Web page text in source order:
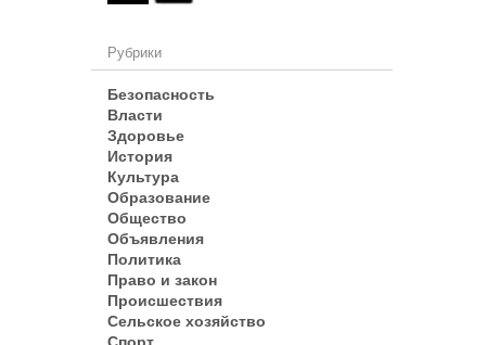
Рубрики
Безопасность
Власти
Здоровье
История
Культура
Образование
Общество
Объявления
Политика
Право и закон
Происшествия
Сельское хозяйство